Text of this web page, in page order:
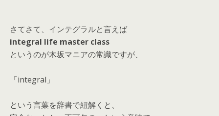
さてさて、インテグラルと言えば
integral life master class
というのが木坂マニアの常識ですが、
「integral」
という言葉を辞書で紐解くと、